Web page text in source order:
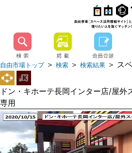
自由市場トップ＞ 検索 ＞ 検索結果 ＞ ス
ドン・キホーテ長岡インター店/屋外
専用